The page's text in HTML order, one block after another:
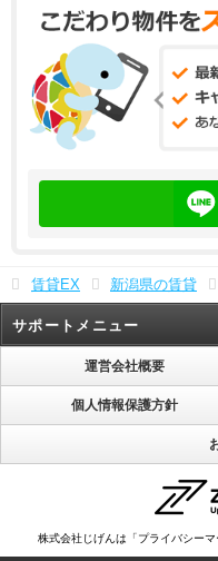
賃貸EX 新潟県の賃貸
サポートメニュー
運営会社概要
個人情報保護方針
株式会社じげんは「プライバシー